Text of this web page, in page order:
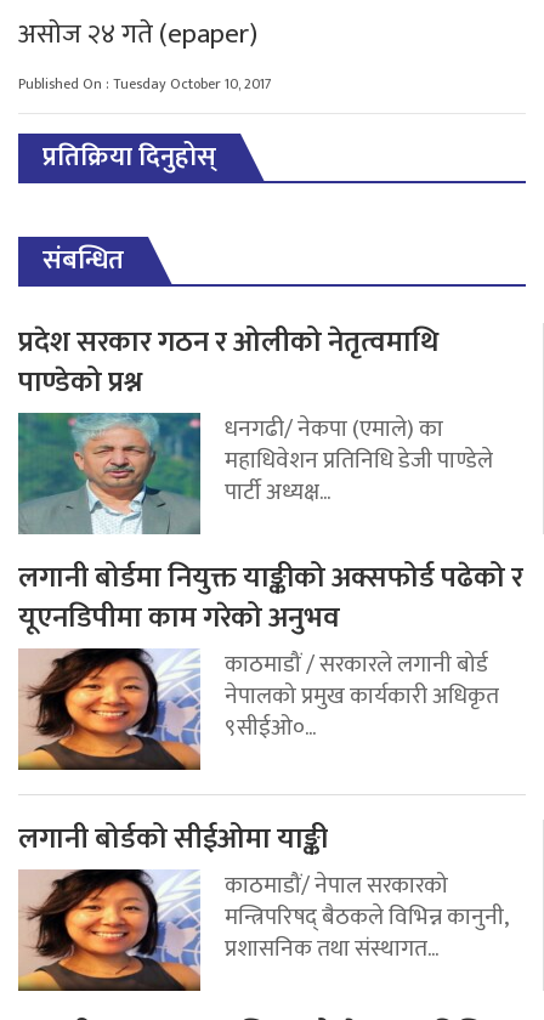
असाेज २४ गते (epaper)
Published On : Tuesday October 10, 2017
प्रतिक्रिया दिनुहोस्
संबन्धित
प्रदेश सरकार गठन र ओलीको नेतृत्वमाथि
पाण्डेको प्रश्न
धनगढी/ नेकपा (एमाले) का
महाधिवेशन प्रतिनिधि डेजी पाण्डेले
पार्टी अध्यक्ष...
लगानी बोर्डमा नियुक्त याङ्कीको अक्सफोर्ड पढेको र
यूएनडिपीमा काम गरेको अनुभव
काठमाडौं / सरकारले लगानी बोर्ड
नेपालको प्रमुख कार्यकारी अधिकृत
९सीईओ०...
लगानी बोर्डको सीईओमा याङ्की
काठमाडौं/ नेपाल सरकारको
मन्त्रिपरिषद् बैठकले विभिन्न कानुनी,
प्रशासनिक तथा संस्थागत...